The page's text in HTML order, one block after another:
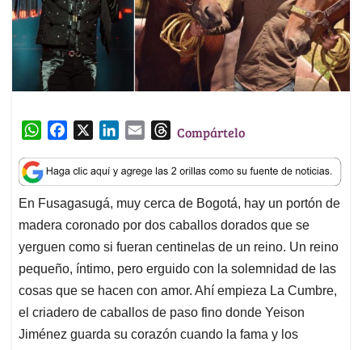
W
a
t
s
A
p
p
c
e
b
o
o
k
n
k
e
d
I
n
a
i
l
T
r
e
a
d
s
Compártelo
En Fusagasugá, muy cerca de Bogotá, hay un portón de
madera coronado por dos caballos dorados que se
yerguen como si fueran centinelas de un reino. Un reino
pequeño, íntimo, pero erguido con la solemnidad de las
cosas que se hacen con amor. Ahí empieza La Cumbre,
el criadero de caballos de paso fino donde Yeison
Jiménez guarda su corazón cuando la fama y los